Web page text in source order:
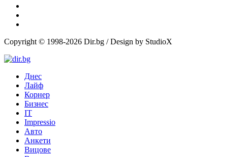
Copyright © 1998-2026 Dir.bg / Design by StudioX
Днес
Лайф
Корнер
Бизнес
IT
Impressio
Авто
Анкети
Вицове